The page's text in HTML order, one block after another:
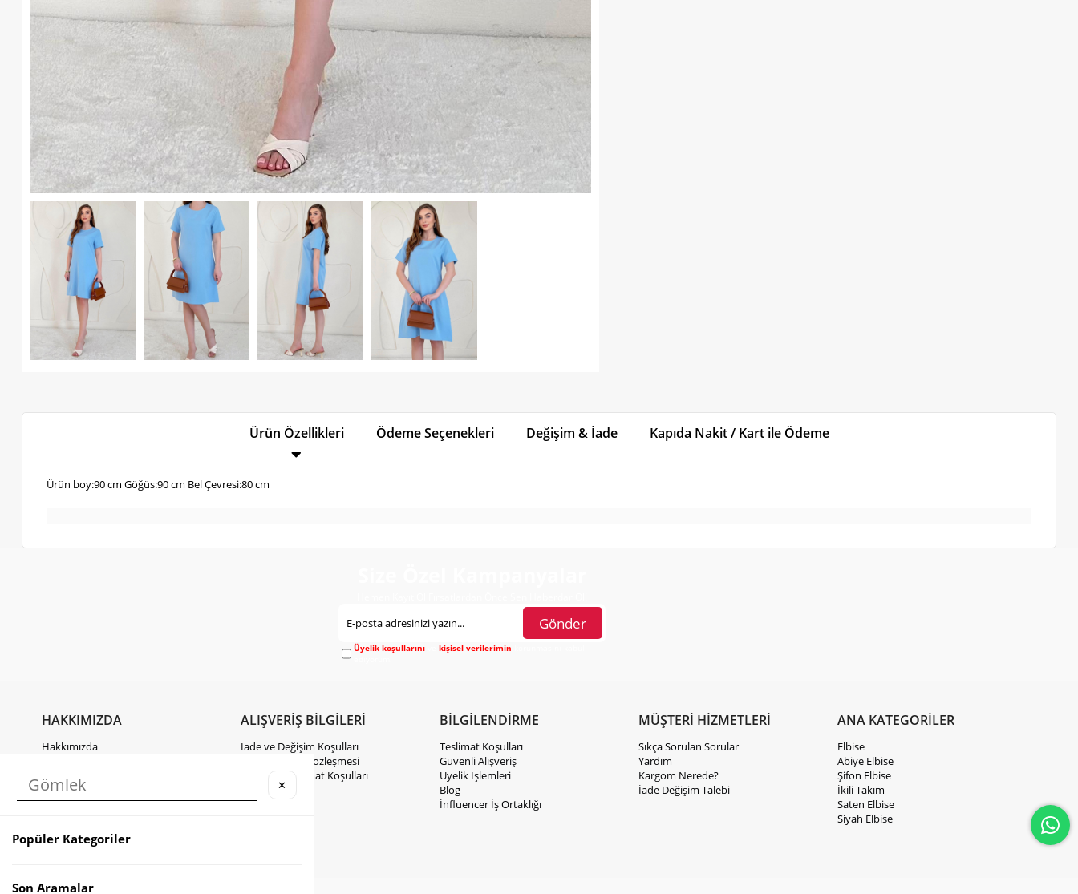
Ürün Özellikleri Ödeme Seçenekleri Değişim & İade Kapıda Nakit / Kart ile Ödeme
Ürün boy:90 cm Göğüs:90 cm Bel Çevresi:80 cm
Gönder
Üyelik koşullarını vekişisel verilerimin
HAKKIMIZDA
Hakkımızda
KVKK Hakkında Bilgilendirme
İletişim
Instagram
ALIŞVERİŞ BİLGİLERİ
İade ve Değişim Koşulları
Mesafeli Satış Sözleşmesi
Kargo ve Teslimat Koşulları
BİLGİLENDİRME
Teslimat Koşulları
Güvenli Alışveriş
Üyelik İşlemleri
Blog
İnfluencer İş Ortaklığı
MÜŞTERİ HİZMETLERİ
Sıkça Sorulan Sorular
Yardım
Kargom Nerede?
İade Değişim Talebi
ANA KATEGORİLER
Elbise
Abiye Elbise
Şifon Elbise
İkili Takım
Saten Elbise
Siyah Elbise
✕
Popüler Kategoriler
Son Aramalar